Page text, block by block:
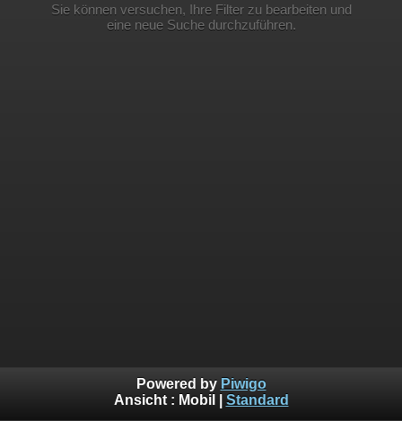
Sie können versuchen, Ihre Filter zu bearbeiten und
eine neue Suche durchzuführen.
Powered by Piwigo
Ansicht : Mobil Standard